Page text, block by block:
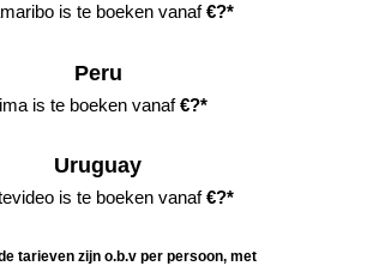
is te boeken vanaf €?*
Peru
is te boeken vanaf €?*
Uruguay
is te boeken vanaf €?*
tarieven zijn o.b.v per persoon, met